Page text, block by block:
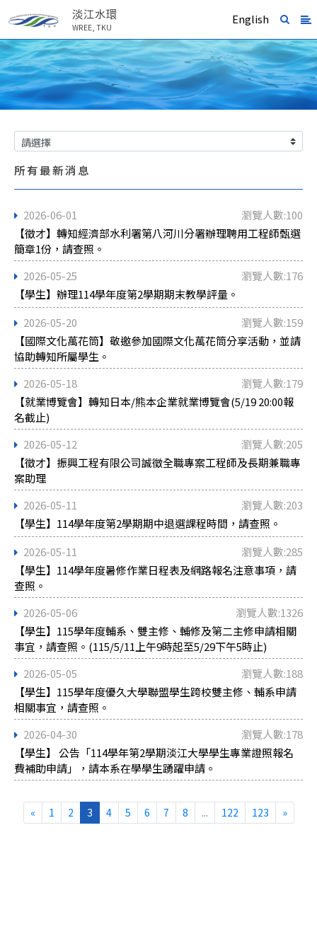
淡江水環
WREE, TKU
English
所有最新消息
2026-06-01
瀏覽人數:100
【徵才】轉知經濟部水利署第八河川分署辦理聘用工程師甄選
簡章1份，請查照。
2026-05-25
瀏覽人數:176
【學生】辦理114學年度第2學期期末教學評量。
2026-05-20
瀏覽人數:159
【國際文化萬花筒】敬邀參加國際文化萬花筒分享活動，並請
協助轉知所屬學生。
2026-05-18
瀏覽人數:179
【就業博覽會】轉知日本/熊本企業就業博覽會(5/19 20:00報
名截止)
2026-05-12
瀏覽人數:205
【徵才】振興工程有限公司誠徵全職專案工程師及長期兼職專
案助理
2026-05-11
瀏覽人數:203
【學生】114學年度第2學期期中退選課程時間，請查照。
2026-05-11
瀏覽人數:285
【學生】114學年度暑修作業日程表及網路報名注意事項，請
查照。
2026-05-06
瀏覽人數:1326
【學生】115學年度輔系、雙主修、輔修及第二主修申請相關
事宜，請查照。(115/5/11上午9時起至5/29下午5時止)
2026-05-05
瀏覽人數:188
【學生】115學年度優久大學聯盟學生跨校雙主修、輔系申請
相關事宜，請查照。
2026-04-30
瀏覽人數:178
【學生】 公告「114學年第2學期淡江大學學生專業證照報名
費補助申請」，請本系在學學生踴躍申請。
« 1 2 3 4 5 6 7 8 ... 122 123 »